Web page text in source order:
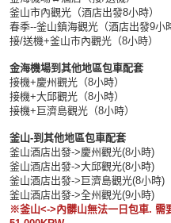
釜山市內觀光（酒店出發8小時）
春季--釜山鎮海觀光（酒店出發9小
接/送機+釜山市內觀光（8小時）
金海機場到其他地區包車配套
接機+慶州觀光（8小時）
接機+大邱觀光（8小時）
接機+巨濟島觀光（8小時）
釜山-到其他地區包車配套
釜山酒店出發->慶州觀光(8小時)
釜山酒店出發->大邱觀光(8小時)
釜山酒店出發->巨濟島觀光(8小時)
釜山酒店出發->全州觀光(9小時)
※釜山<->內髒山無法一日包車. 需